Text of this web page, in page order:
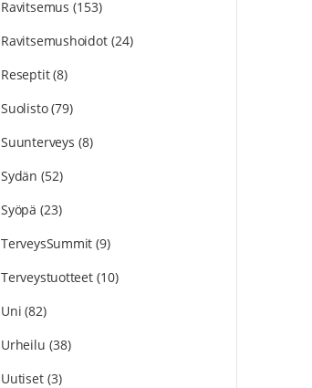
Ravitsemus (153)
Ravitsemushoidot(24)
Reseptit(8)
Suolisto(79)
Suunterveys (8)
Sydän (52)
Syöpä (23)
TerveysSummit (9)
Terveystuotteet(10)
Uni (82)
Urheilu (38)
Uutiset(3)